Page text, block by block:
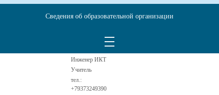
Инженер ИКТ
Учитель
тел.:
+79373249390
Сведения об образовательной организации